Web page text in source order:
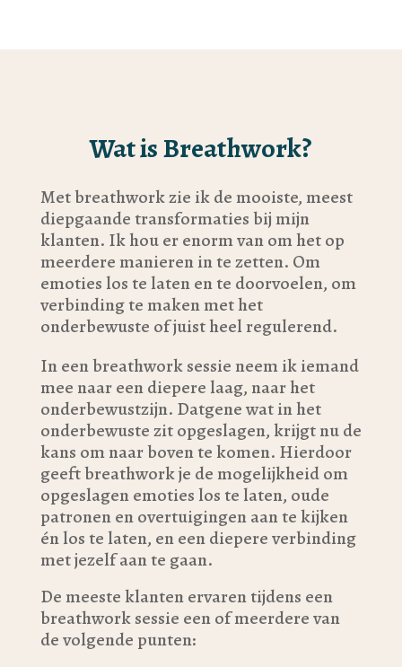
Wat is Breathwork?
Met breathwork zie ik de mooiste, meest
diepgaande transformaties bij mijn
klanten. Ik hou er enorm van om het op
meerdere manieren in te zetten. Om
emoties los te laten en te doorvoelen, om
verbinding te maken met het
onderbewuste of juist heel regulerend.
In een breathwork sessie neem ik iemand
mee naar een diepere laag, naar het
onderbewustzijn. Datgene wat in het
onderbewuste zit opgeslagen, krijgt nu de
kans om naar boven te komen. Hierdoor
geeft breathwork je de mogelijkheid om
opgeslagen emoties los te laten, oude
patronen en overtuigingen aan te kijken
én los te laten, en een diepere verbinding
met jezelf aan te gaan.
De meeste klanten ervaren tijdens een
breathwork sessie een of meerdere van
de volgende punten: